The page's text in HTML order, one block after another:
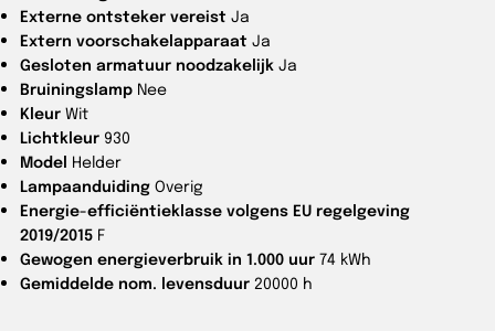
Externe ontsteker vereist Ja
Extern voorschakelapparaat Ja
Gesloten armatuur noodzakelijk Ja
Bruiningslamp Nee
Kleur Wit
Lichtkleur 930
Model Helder
Lampaanduiding Overig
Energie-efficiëntieklasse volgens EU regelgeving
2019/2015 F
Gewogen energieverbruik in 1.000 uur 74 kWh
Gemiddelde nom. levensduur 20000 h